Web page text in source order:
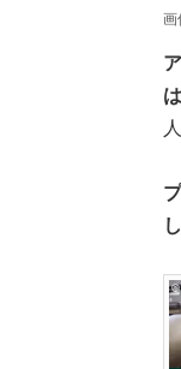
画